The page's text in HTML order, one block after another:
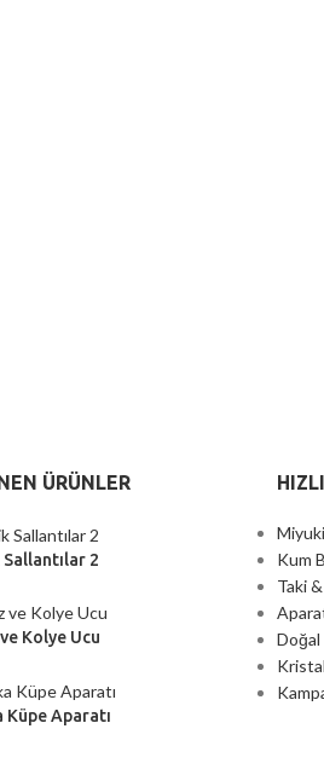
ÜRÜNLER
2
Kolye Ucu
Aparatı
Miyuki
Kum
Taki
Doğal
Kristal